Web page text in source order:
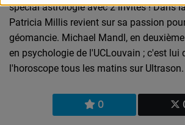
0
spécial astrologie avec 2 invités ! Dans
Patricia Millis revient sur sa passion
géomancie. Michael Mandl, en
en psychologie de l'UCLouvain ; c'est lui
l'horoscope tous les matins sur Ultrason.